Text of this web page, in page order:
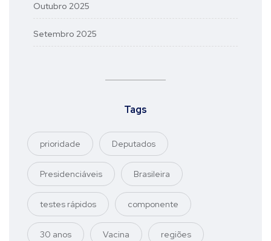
Outubro 2025
Setembro 2025
Tags
prioridade Deputados
Presidenciáveis Brasileira
testes rápidos componente
30 anos Vacina regiões